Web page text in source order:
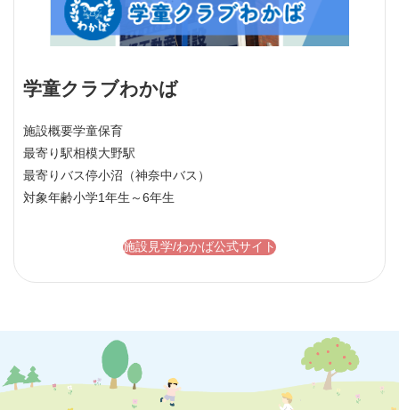
学童クラブわかば
施設概要学童保育
最寄り駅相模大野駅
最寄りバス停小沼（神奈中バス）
対象年齢小学1年生～6年生
施設見学/わかば公式サイト